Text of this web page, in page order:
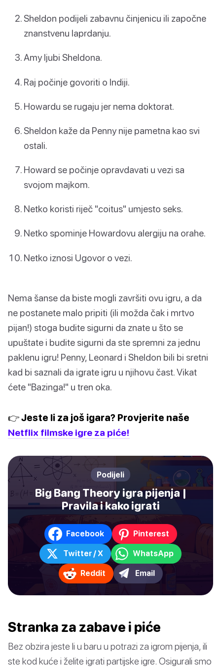
Sheldon podijeli zabavnu činjenicu ili započne
znanstvenu laprdanju.
Amy ljubi Sheldona.
Raj počinje govoriti o Indiji.
Howardu se rugaju jer nema doktorat.
Sheldon kaže da Penny nije pametna kao svi
ostali.
Howard se počinje opravdavati u vezi sa
svojom majkom.
Netko koristi riječ "coitus" umjesto seks.
Netko spominje Howardovu alergiju na orahe.
Netko iznosi Ugovor o vezi.
Nema šanse da biste mogli završiti ovu igru, a da
ne postanete malo pripiti (ili možda čak i mrtvo
pijan!) stoga budite sigurni da znate u što se
upuštate i budite sigurni da ste spremni za jednu
paklenu igru! Penny, Leonard i Sheldon bili bi sretni
kad bi saznali da igrate igru u njihovu čast. Vikat
ćete "Bazinga!" u tren oka.
👉 Jeste li za još igara? Provjerite naše
Netflix filmske igre za piće!
Podijeli
Big Bang Theory igra pijenja |
Pravila i kako igrati
Facebook Pinterest
Twitter / X WhatsApp
Reddit Email
Stranka za zabave i piće
Bez obzira jeste li u baru u potrazi za igrom pijenja, ili
ste kod kuće i želite igrati partijske igre. Osigurali smo